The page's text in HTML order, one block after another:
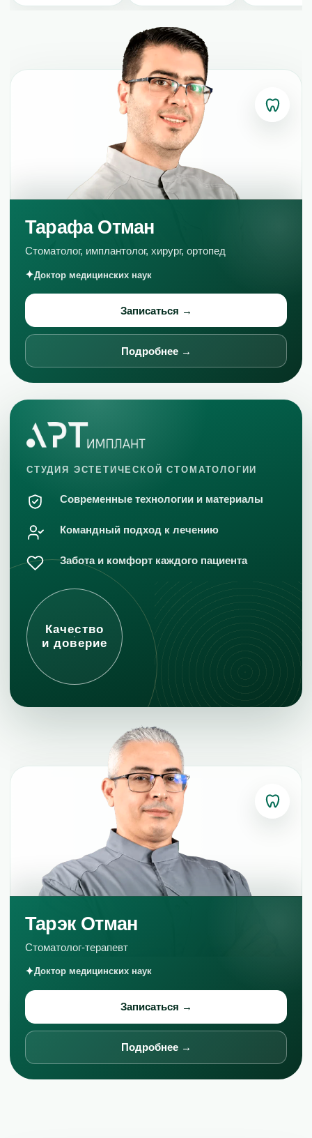
Тарафа Отман
Стоматолог, имплантолог, хирург, ортопед
Доктор медицинских наук
Записаться →
Подробнее →
СТУДИЯ ЭСТЕТИЧЕСКОЙ СТОМАТОЛОГИИ
Современные технологии и материалы
Командный подход к лечению
Забота и комфорт каждого пациента
Качество
и доверие
Тарэк Отман
Стоматолог-терапевт
Доктор медицинских наук
Записаться →
Подробнее →
Юридические данные
Политика конфиденциальности
Имплантация зубов
Лечение ВНЧС
Контакты
Специалисты
О клинике
Срочная стоматологическая помощь
Ортопедическая стоматология
Терапевтическая стоматология
Хирургическая стоматология
ДОПОЛНИТЕЛЬНО
УСЛУГИ